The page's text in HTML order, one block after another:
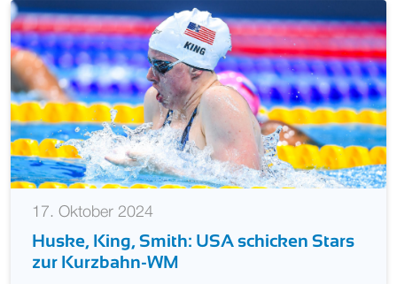
17. Oktober 2024
Huske, King, Smith: USA schicken Stars
zur Kurzbahn-WM